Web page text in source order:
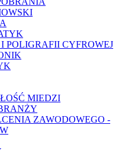
POLIGRAFII CYFROWEJ
MIEDZI
ZAWODOWEGO -